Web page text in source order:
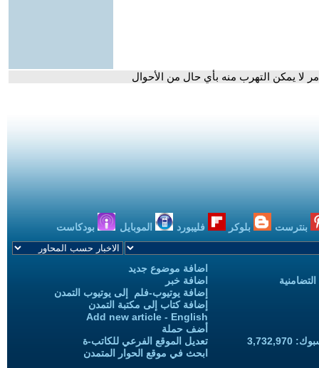
لا يمكن التهرب منه بأي حال من الأحوال
بنترست بلوكر فليبورد الموبايل بودكاست
اضافة موضوع جديد
اضافة خبر
إضافة يوتيوب-فلم إلى يوتيوب التمدن
إضافة كتاب إلى مكتبة التمدن
Add new article - English
أضف حملة
تعديل الموقع الفرعي للكاتب-ة
ابحث في موقع الحوار المتمدن